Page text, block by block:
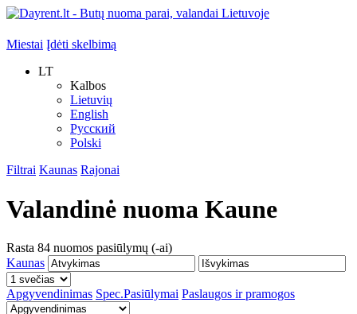
Miestai Įdėti skelbimą
LT
Kalbos
Lietuvių
English
Русский
Polski
Filtrai Kaunas Rajonai
Valandinė nuoma Kaune
Rasta 84 nuomos pasiūlymų (-ai)
Kaunas
Apgyvendinimas Spec.Pasiūlymai Paslaugos ir pramogos